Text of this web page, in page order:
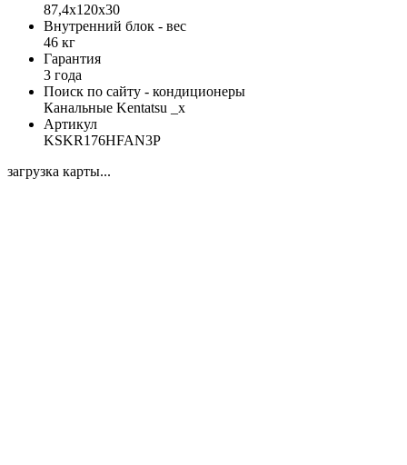
87,4x120x30
Внутренний блок - вес
46 кг
Гарантия
3 года
Поиск по сайту - кондиционеры
Канальные Kentatsu _x
Артикул
KSKR176HFAN3P
загрузка карты...